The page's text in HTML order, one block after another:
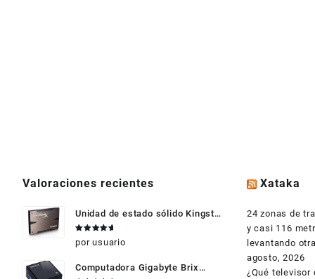
Valoraciones recientes
Unidad de estado sólido Kingston
HyperX 3K 240GB
en5 de 5
por usuario
Computadora Gigabyte Brix
Xataka
24 zonas de
y casi 116
levantando
agosto, 2026
¿Qué televisor